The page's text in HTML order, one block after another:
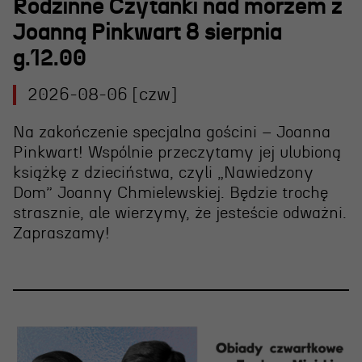
Spektakle wyjazdowe
Sponsorzy
Kontakt & Zespół
Edukacja
Wydarzenia
Oferta edukacyjna
Rodzinne Czytanki nad morzem z
Joanną Pinkwart 8 sierpnia
g.12.00
2026-08-06 [czw]
Na zakończenie specjalna gościni – Joanna
Pinkwart! Wspólnie przeczytamy jej ulubioną
książkę z dzieciństwa, czyli „Nawiedzony
Dom” Joanny Chmielewskiej. Będzie trochę
strasznie, ale wierzymy, że jesteście odważni.
Zapraszamy!